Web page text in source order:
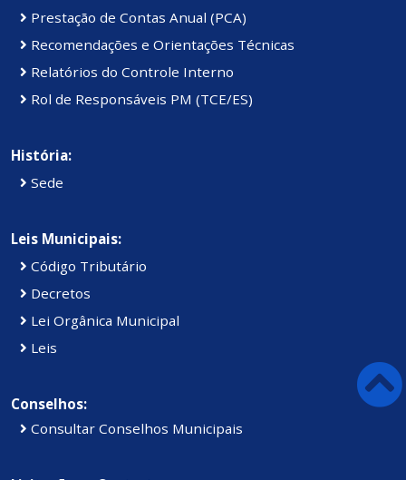
Prestação de Contas Anual (PCA)
Recomendações e Orientações Técnicas
Relatórios do Controle Interno
Rol de Responsáveis PM (TCE/ES)
História:
Sede
Leis Municipais:
Código Tributário
Decretos
Lei Orgânica Municipal
Leis
Conselhos:
Consultar Conselhos Municipais